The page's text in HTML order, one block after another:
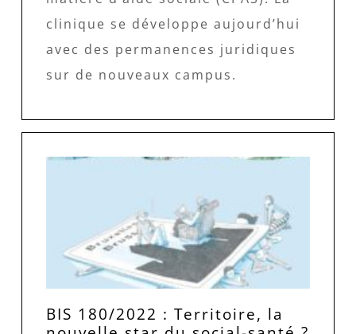
clinique se développe aujourd’hui
avec des permanences juridiques
sur de nouveaux campus.
BIS 180/2022 : Territoire, la